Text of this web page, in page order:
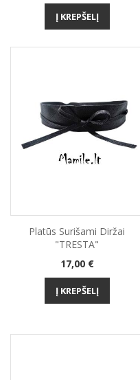
Į KREPŠELĮ
Platūs Surišami Diržai
"TRESTA"
Kaina
17,00 €
Į KREPŠELĮ